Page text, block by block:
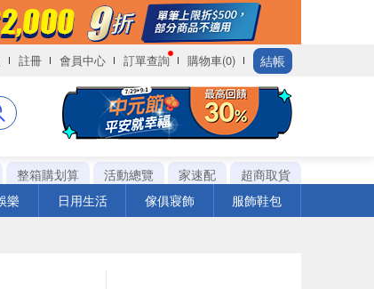
註冊 會員中心 訂單查詢 購物車(0) 結帳
整箱購划算 活動總覽 家速配
超商取貨
樂 日用生活 傢俱寢飾 服飾鞋包